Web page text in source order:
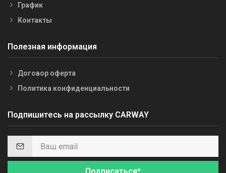
График
Контакты
Полезная информация
Договор оферта
Политика конфиденциальности
Подпишитесь на рассылку CARWAY